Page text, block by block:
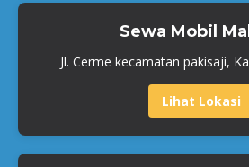
Sewa Mobil
Jl. Cerme kecamatan pakisaji,
Lihat Lokasi